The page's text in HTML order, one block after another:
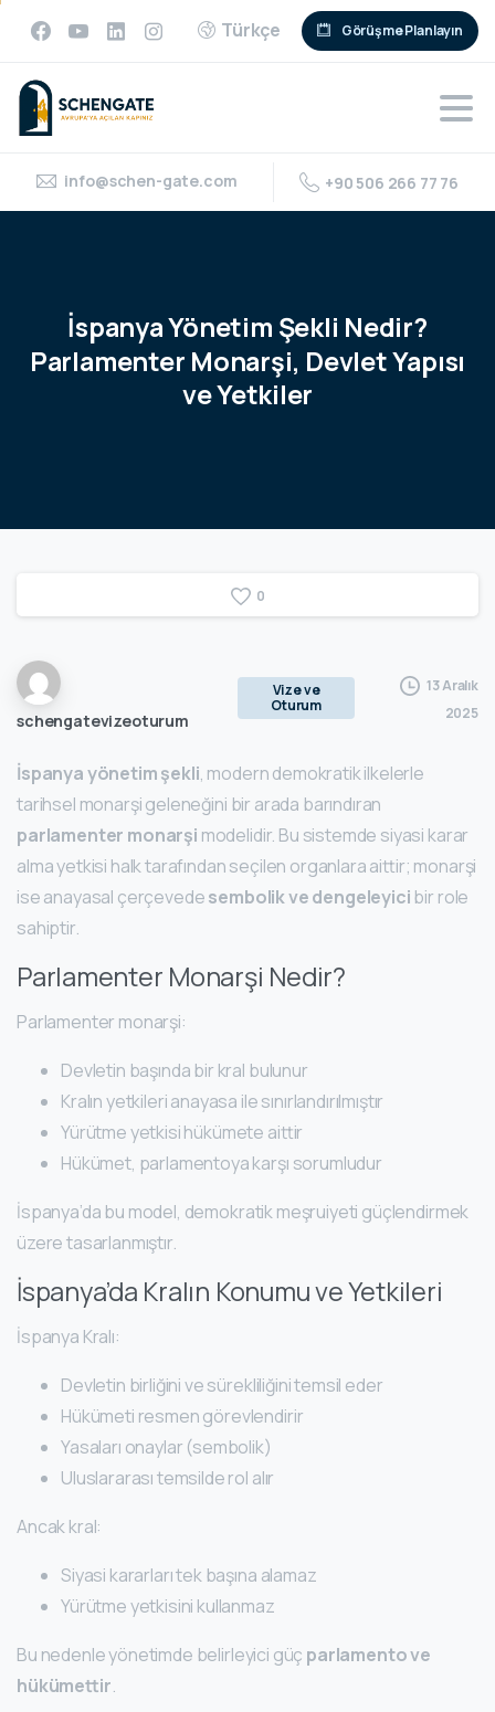
Türkçe Görüşme Planlayın
info@schen-gate.com +90 506 266 77 76
İspanyaYönetim Şekli Nedir?
Parlamenter Monarşi, DevletYapısı
veYetkiler
0
schengatevizeoturum
Vize ve
Oturum
13 Aralık
2025
İspanya yönetim şekli, modern demokratik ilkelerle
tarihsel monarşi geleneğini bir arada barındıran
parlamenter monarşi modelidir. Bu sistemde siyasi karar
alma yetkisi halk tarafından seçilen organlara aittir; monarşi
ise anayasal çerçevedesembolik ve dengeleyicibir role
sahiptir.
Parlamenter Monarşi Nedir?
Parlamenter monarşi:
Devletin başında bir kral bulunur
Kralın yetkileri anayasa ile sınırlandırılmıştır
Yürütme yetkisi hükümete aittir
Hükümet, parlamentoya karşı sorumludur
İspanya’da bu model, demokratik meşruiyeti güçlendirmek
üzere tasarlanmıştır.
İspanya’da Kralın Konumu ve Yetkileri
İspanya Kralı:
Devletin birliğini ve sürekliliğini temsil eder
Hükümeti resmen görevlendirir
Yasaları onaylar (sembolik)
Uluslararası temsilde rol alır
Ancak kral:
Siyasi kararları tek başına alamaz
Yürütme yetkisini kullanmaz
Bu nedenle yönetimde belirleyici güç parlamento ve
hükümettir.